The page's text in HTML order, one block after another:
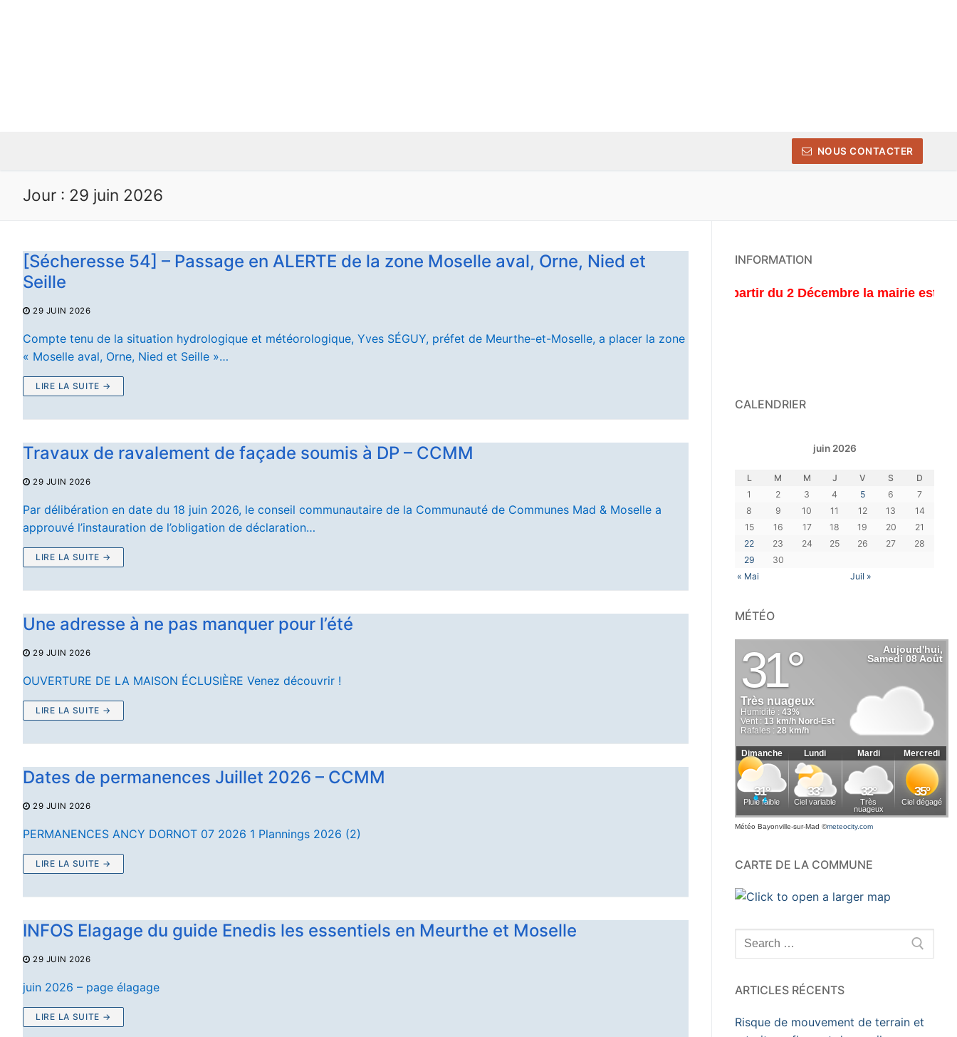
NOUS CONTACTER
Jour : 29 juin 2026
[Sécheresse 54] – Passage en ALERTE de la zone Moselle aval, Orne, Nied et
Seille
29 JUIN 2026
Compte tenu de la situation hydrologique et météorologique, Yves SÉGUY, préfet de Meurthe-et-Moselle, a placer la zone
« Moselle aval, Orne, Nied et Seille »…
LIRE LA SUITE →
Travaux de ravalement de façade soumis à DP – CCMM
29 JUIN 2026
Par délibération en date du 18 juin 2026, le conseil communautaire de la Communauté de Communes Mad & Moselle a
approuvé l’instauration de l’obligation de déclaration…
LIRE LA SUITE →
Une adresse à ne pas manquer pour l’été
29 JUIN 2026
OUVERTURE DE LA MAISON ÉCLUSIÈRE Venez découvrir !
LIRE LA SUITE →
Dates de permanences Juillet 2026 – CCMM
29 JUIN 2026
PERMANENCES ANCY DORNOT 07 2026 1 Plannings 2026 (2)
LIRE LA SUITE →
INFOS Elagage du guide Enedis les essentiels en Meurthe et Moselle
29 JUIN 2026
juin 2026 – page élagage
LIRE LA SUITE →
INFORMATION
A partir du 2 Décembre la mairie est
CALENDRIER
juin 2026
L M M J V S D
« Mai Juil »
1 2 3 4 5 6
7
8
9 10 11 12 13
14
15
16 17 18 19 20
21
22
23 24 25 26 27
28
29
30
MÉTÉO
Météo Bayonville-sur-Mad ©meteocity.com
CARTE DE LA COMMUNE
Rechercher
:
ARTICLES RÉCENTS
Risque de mouvement de terrain et